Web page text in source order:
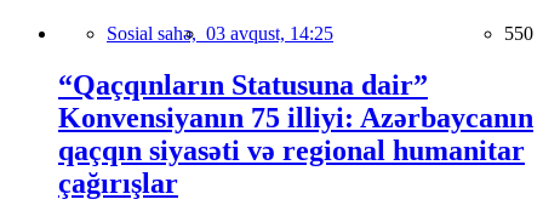
Sosial sahə, 03 avqust, 14:25 550
“Qaçqınların Statusuna dair”
Konvensiyanın 75 illiyi: Azərbaycanın
qaçqın siyasəti və regional humanitar
çağırışlar